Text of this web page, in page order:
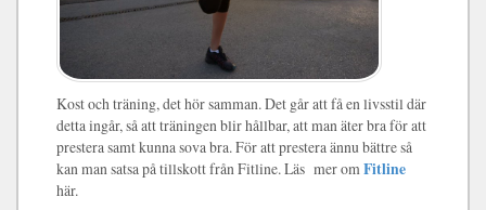
Kost och träning, det hör samman. Det går att få en livsstil där
detta ingår, så att träningen blir hållbar, att man äter bra för att
prestera samt kunna sova bra. För att prestera ännu bättre så
kan man satsa på tillskott från Fitline. Läs mer omFitline
här.